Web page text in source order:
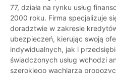
77, działa na rynku usług
2000 roku. Firma specjalizuje
doradztwie w zakresie
ubezpieczeń, kierując swoją
indywidualnych, jak i
świadczonych usług wchodzi
szerokiego wachlarza